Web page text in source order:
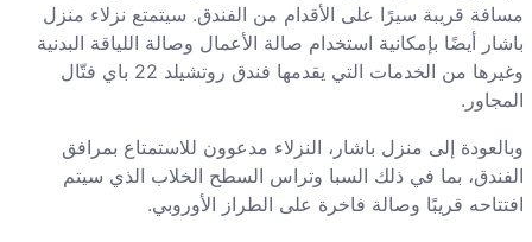
مسافة قريبة سيرًا على الأقدام من الفندق. سيتمتع نزلاء منزل
باشار أيضًا بإمكانية استخدام صالة الأعمال وصالة اللياقة البدنية
وغيرها من الخدمات التي يقدمها فندق روتشيلد 22 باي فتّال
المجاور.
وبالعودة إلى منزل باشار، النزلاء مدعوون للاستمتاع بمرافق
الفندق، بما في ذلك السبا وتراس السطح الخلاب الذي سيتم
افتتاحه قريبًا وصالة فاخرة على الطراز الأوروبي.